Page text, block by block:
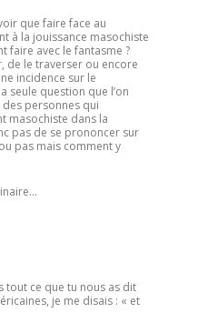
que faire face au
à la jouissance masochiste
faire avec le fantasme ?
de le traverser ou encore
incidence sur le
seule question que l’on
personnes qui
masochiste dans la
pas de se prononcer sur
pas mais comment y
tout ce que tu nous as dit
je me disais : « et